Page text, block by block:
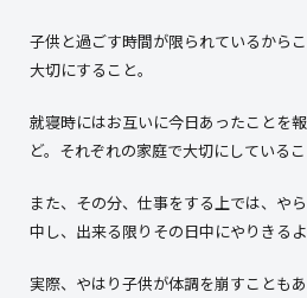
子供と過ごす時間が限られているから
大切にすること。
就寝時にはお互いに今日あったことを
ど。それぞれの家庭で大切にしているこ
また、その分、仕事をする上では、や
中し、出来る限りその日中にやりきる
実際、やはり子供が体調を崩すことも